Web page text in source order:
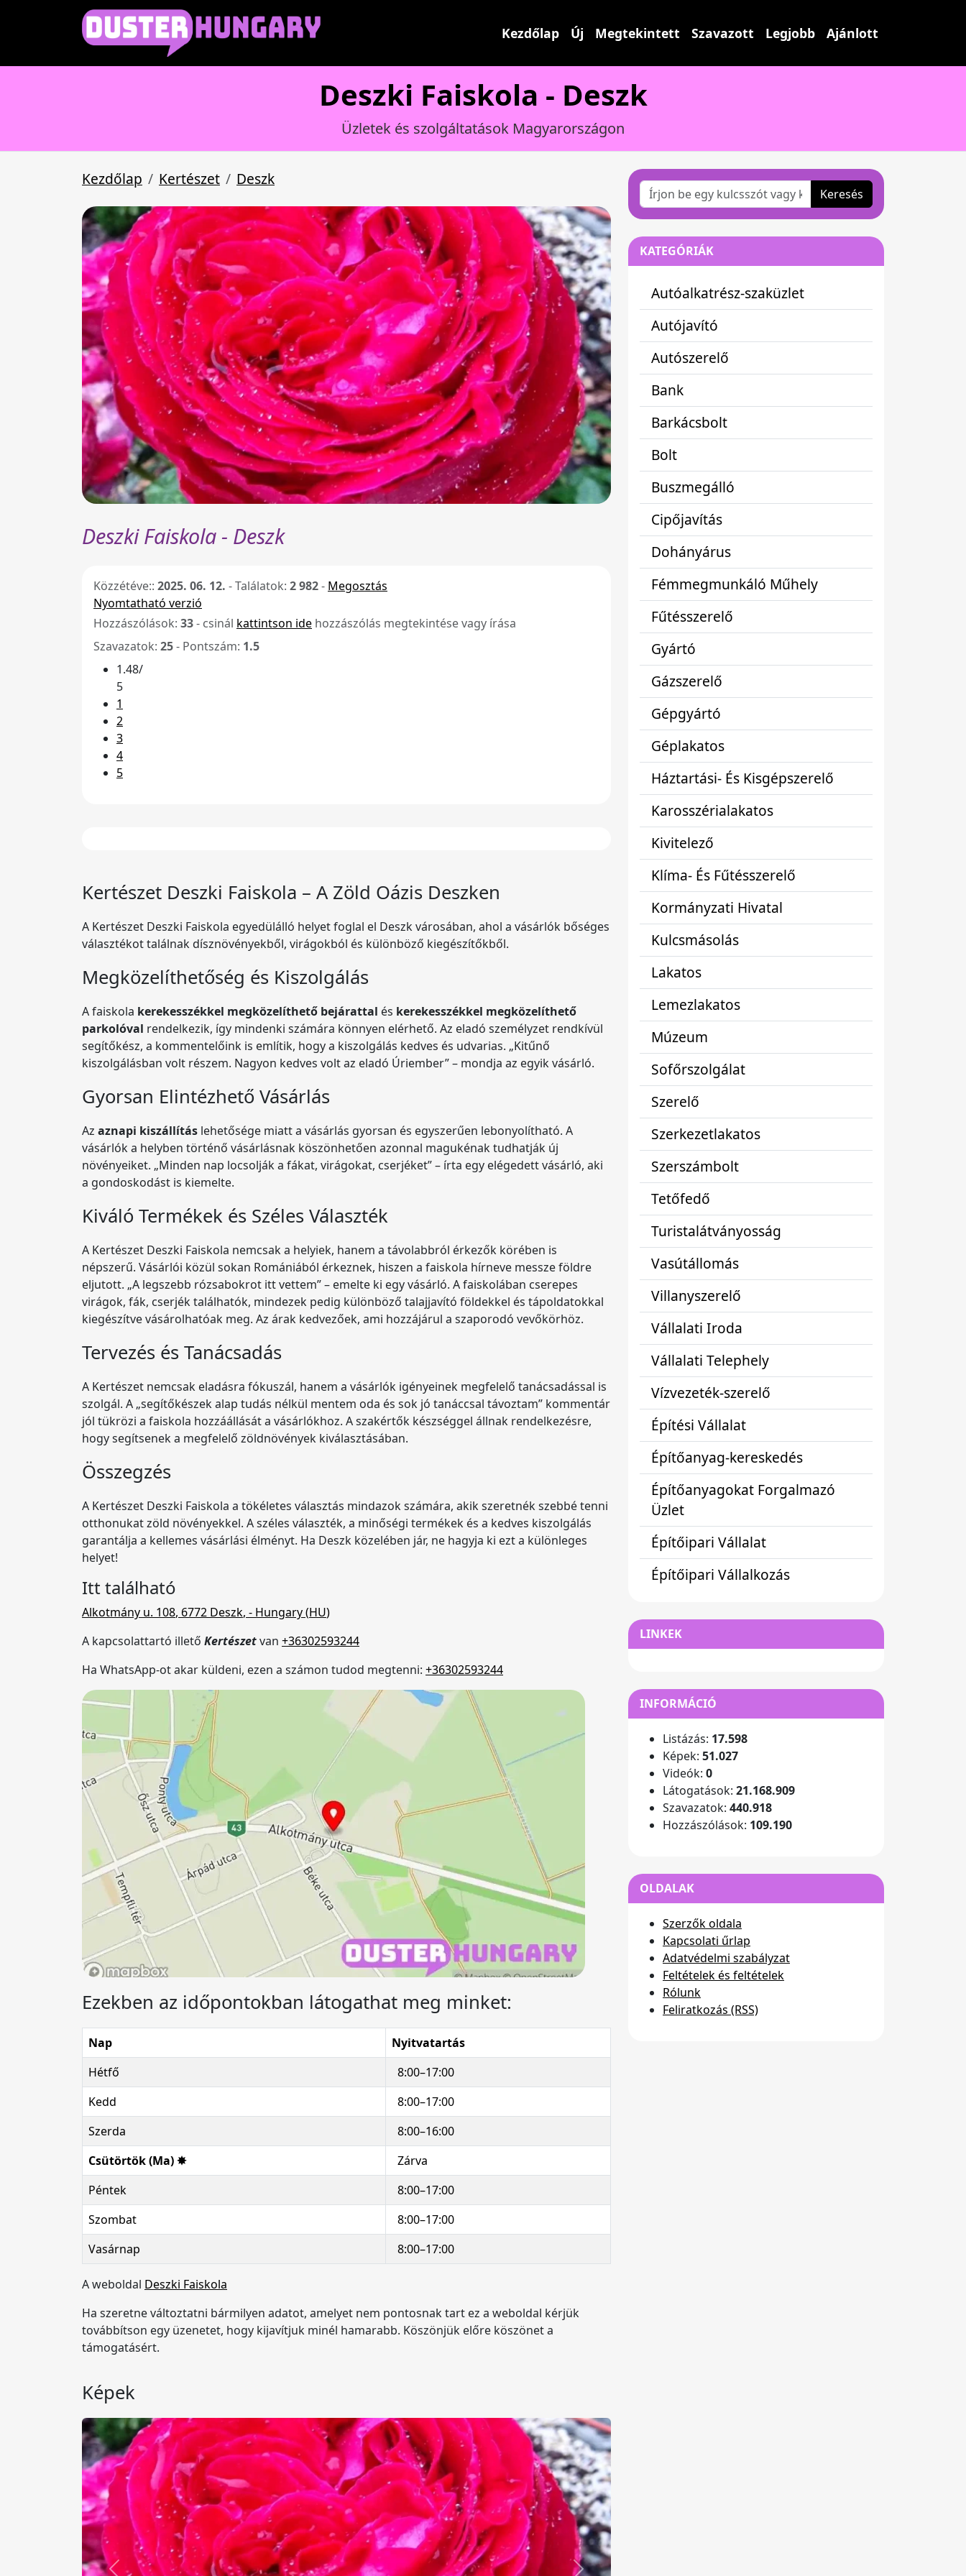
Kezdőlap Új Megtekintett Szavazott Legjobb Ajánlott
Deszki Faiskola - Deszk
Üzletek és szolgáltatások Magyarországon
Kezdőlap Kertészet Deszk
Deszki Faiskola - Deszk
Közzétéve:: 2025. 06. 12. -Találatok: 2 982- Megosztás
Nyomtatható verzió
Hozzászólások: 33- csinál kattintson ide hozzászólás megtekintése vagy írása
Szavazatok: 25- Pontszám: 1.5
1.48/
5
1
2
3
4
5
Kertészet Deszki Faiskola – A Zöld Oázis Deszken
A Kertészet Deszki Faiskola egyedülálló helyet foglal el Deszk városában, ahol a vásárlók bőséges
választékot találnak dísznövényekből, virágokból és különböző kiegészítőkből.
Megközelíthetőség és Kiszolgálás
A faiskola kerekesszékkel megközelíthető bejárattal és kerekesszékkel megközelíthető
parkolóval rendelkezik, így mindenki számára könnyen elérhető. Az eladó személyzet rendkívül
segítőkész, a kommentelőink is említik, hogy a kiszolgálás kedves és udvarias. „Kitűnő
kiszolgálásban volt részem. Nagyon kedves volt az eladó Úriember” – mondja az egyik vásárló.
Gyorsan Elintézhető Vásárlás
Az aznapi kiszállítás lehetősége miatt a vásárlás gyorsan és egyszerűen lebonyolítható. A
vásárlók a helyben történő vásárlásnak köszönhetően azonnal magukénak tudhatják új
növényeiket. „Minden nap locsolják a fákat, virágokat, cserjéket” – írta egy elégedett vásárló, aki
a gondoskodást is kiemelte.
Kiváló Termékek és Széles Választék
A Kertészet Deszki Faiskola nemcsak a helyiek, hanem a távolabbról érkezők körében is
népszerű. Vásárlói közül sokan Romániából érkeznek, hiszen a faiskola hírneve messze földre
eljutott. „A legszebb rózsabokrot itt vettem” – emelte ki egy vásárló. A faiskolában cserepes
virágok, fák, cserjék találhatók, mindezek pedig különböző talajjavító földekkel és tápoldatokkal
kiegészítve vásárolhatóak meg. Az árak kedvezőek, ami hozzájárul a szaporodó vevőkörhöz.
Tervezés és Tanácsadás
A Kertészet nemcsak eladásra fókuszál, hanem a vásárlók igényeinek megfelelő tanácsadással is
szolgál. A „segítőkészek alap tudás nélkül mentem oda és sok jó tanáccsal távoztam” kommentár
jól tükrözi a faiskola hozzáállását a vásárlókhoz. A szakértők készséggel állnak rendelkezésre,
hogy segítsenek a megfelelő zöldnövények kiválasztásában.
Összegzés
A Kertészet Deszki Faiskola a tökéletes választás mindazok számára, akik szeretnék szebbé tenni
otthonukat zöld növényekkel. A széles választék, a minőségi termékek és a kedves kiszolgálás
garantálja a kellemes vásárlási élményt. Ha Deszk közelében jár, ne hagyja ki ezt a különleges
helyet!
Itt található
Alkotmány u. 108, 6772 Deszk, - Hungary (HU)
A kapcsolattartó illető Kertészetvan +36302593244
Ha WhatsApp-ot akar küldeni, ezen a számon tudod megtenni: +36302593244
Ezekben az időpontokban látogathat meg minket:
Nap
Nyitvatartás
Hétfő
8:00–17:00
Kedd
8:00–17:00
Szerda
8:00–16:00
Csütörtök (Ma) ✸
Zárva
Péntek
8:00–17:00
Szombat
8:00–17:00
Vasárnap
8:00–17:00
A weboldal Deszki Faiskola
Ha szeretne változtatni bármilyen adatot, amelyet nem pontosnak tart ez a weboldal kérjük
továbbítson egy üzenetet, hogy kijavítjuk minél hamarabb. Köszönjük előre köszönet a
támogatásért.
Képek
Keresés
KATEGÓRIÁK
Autóalkatrész-szaküzlet
Autójavító
Autószerelő
Bank
Barkácsbolt
Bolt
Buszmegálló
Cipőjavítás
Dohányárus
Fémmegmunkáló Műhely
Fűtésszerelő
Gyártó
Gázszerelő
Gépgyártó
Géplakatos
Háztartási- És Kisgépszerelő
Karosszérialakatos
Kivitelező
Klíma- És Fűtésszerelő
Kormányzati Hivatal
Kulcsmásolás
Lakatos
Lemezlakatos
Múzeum
Sofőrszolgálat
Szerelő
Szerkezetlakatos
Szerszámbolt
Tetőfedő
Turistalátványosság
Vasútállomás
Villanyszerelő
Vállalati Iroda
Vállalati Telephely
Vízvezeték-szerelő
Építési Vállalat
Építőanyag-kereskedés
Építőanyagokat Forgalmazó
Üzlet
Építőipari Vállalat
Építőipari Vállalkozás
LINKEK
INFORMÁCIÓ
Listázás: 17.598
Képek: 51.027
Videók: 0
Látogatások: 21.168.909
Szavazatok: 440.918
Hozzászólások: 109.190
OLDALAK
Szerzők oldala
Kapcsolati űrlap
Adatvédelmi szabályzat
Feltételek és feltételek
Rólunk
Feliratkozás (RSS)